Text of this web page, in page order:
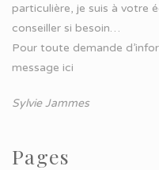
particulière, je suis à votre
conseiller si besoin…
Pour toute demande
message ici
Sylvie Jammes
Pages